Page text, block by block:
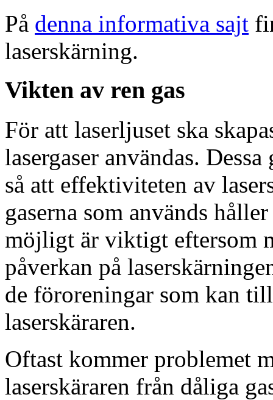
På denna informativa sajt
laserskärning.
Vikten av ren gas
För att laserljuset ska
lasergaser användas.
så att effektiviteten av
gaserna som används
möjligt är viktigt eftersom
påverkan på
de föroreningar som kan
laserskäraren.
Oftast kommer problemet
laserskäraren från dåliga